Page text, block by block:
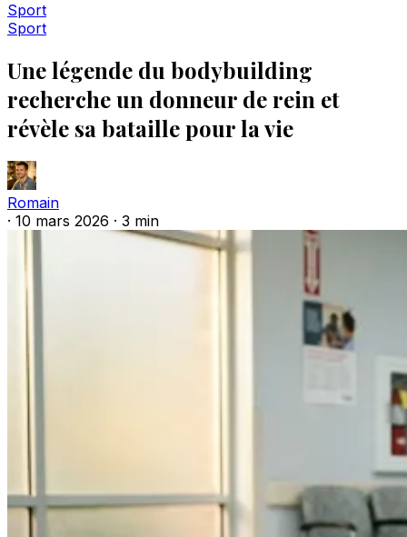
Sport
Sport
Une légende du bodybuilding
recherche un donneur de rein et
révèle sa bataille pour la vie
Romain
· 10 mars 2026 · 3 min